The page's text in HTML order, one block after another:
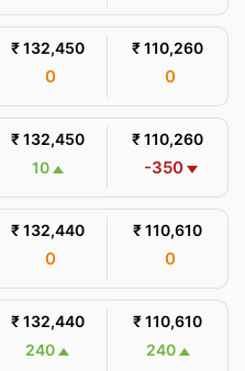
₹ 132,450
0
₹ 110,260
0
₹ 132,450
10
₹ 110,260
-350
₹ 132,440
0
₹ 110,610
0
₹ 132,440
240
₹ 110,610
240